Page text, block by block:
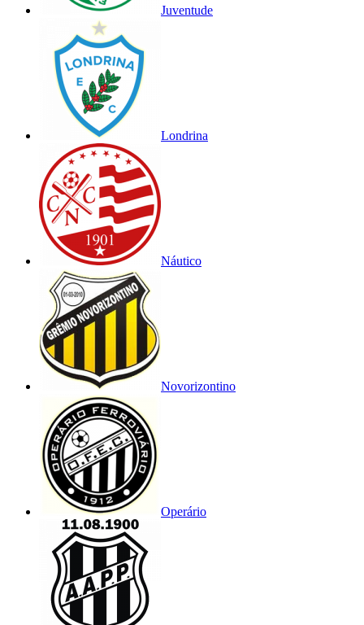
Juventude
Londrina
Náutico
Novorizontino
Operário